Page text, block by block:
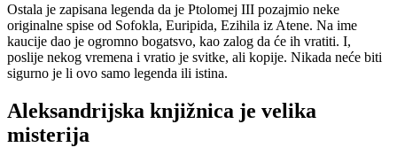
Ostala je zapisana legenda da je Ptolomej III pozajmio neke
originalne spise od Sofokla, Euripida, Ezihila iz Atene. Na ime
kaucije dao je ogromno bogatsvo, kao zalog da će ih vratiti. I,
poslije nekog vremena i vratio je svitke, ali kopije. Nikada neće biti
sigurno je li ovo samo legenda ili istina.
Aleksandrijska knjižnica je velika
misterija